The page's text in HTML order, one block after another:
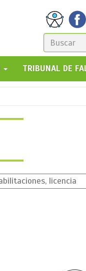
DE
GO!
TRIBUNAL DE